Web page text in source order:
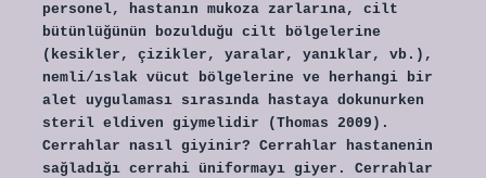
personel, hastanın mukoza zarlarına, cilt
bütünlüğünün bozulduğu cilt bölgelerine
(kesikler, çizikler, yaralar, yanıklar, vb.),
nemli/ıslak vücut bölgelerine ve herhangi bir
alet uygulaması sırasında hastaya dokunurken
steril eldiven giymelidir (Thomas 2009).
Cerrahlar nasıl giyinir? Cerrahlar hastanenin
sağladığı cerrahi üniformayı giyer. Cerrahlar